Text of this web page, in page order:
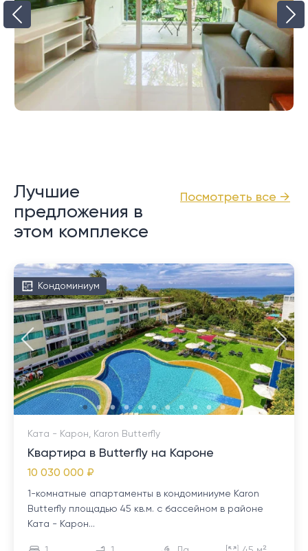
Посмотреть все →
Лучшие
предложения в
этом комплексе
Кондоминиум
Ката - Карон, Karon Butterfly
Квартира в Butterfly на Кароне
10 030 000 ₽
1-комнатные апартаменты в кондоминиуме Karon
Butterfly площадью 45 кв.м. с бассейном в районе
Ката - Карон...